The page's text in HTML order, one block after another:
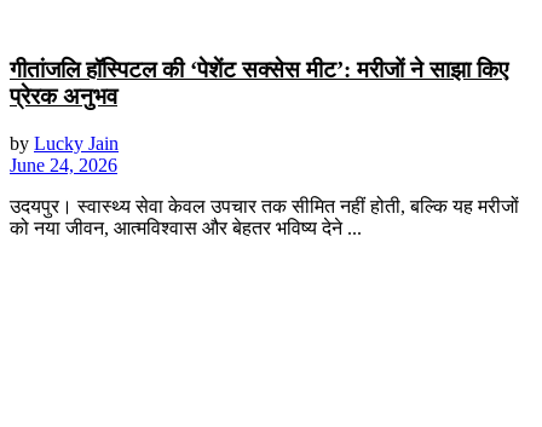
गीतांजलि हॉस्पिटल की ‘पेशेंट सक्सेस मीट’: मरीजों ने साझा किए
प्रेरक अनुभव
by Lucky Jain
June 24, 2026
उदयपुर। स्वास्थ्य सेवा केवल उपचार तक सीमित नहीं होती, बल्कि यह मरीजों
को नया जीवन, आत्मविश्वास और बेहतर भविष्य देने ...